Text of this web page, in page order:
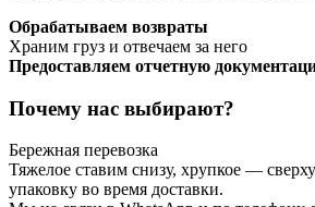
Обрабатываем возвраты
Храним груз и отвечаем за него
Предоставляем отчетную
Почему нас выбирают?
Бережная перевозка
Тяжелое ставим снизу, хрупкое —
упаковку во время доставки.